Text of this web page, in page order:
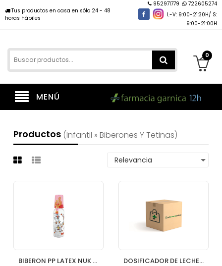
Tus productos en casa en sólo 24 - 48
horas hábiles
952971779
722605274
L-V: 9:00-21:30H/ S:
9:00-21:00H
0
MENÚ
Productos (infantil » Biberones Y Tetinas)
BIBERON PP LATEX NUK 240 ML DOSIFICADOR DE LECHE EN POLVO